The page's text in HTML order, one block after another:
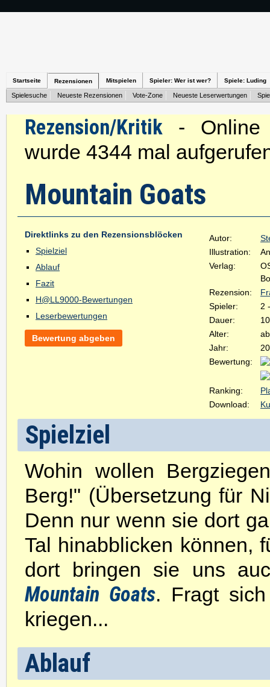
Startseite Rezensionen Mitspielen Spieler: Wer ist wer? Spiele: Luding
Spielesuche Neueste Rezensionen Vote-Zone Neueste Leserwertungen
Rezension/Kritik - Online
wurde 4344 mal
Mountain Goats
Direktlinks zu den Rezensionsblöcken
Spielziel
Ablauf
Fazit
H@LL9000-Bewertungen
Leserbewertungen
Bewertung abgeben
Autor:
Illustration:
Verlag:
Rezension:
Spieler:
2
Dauer:
Alter:
Jahr:
Bewertung:
Ranking:
Download:
Spielziel
Wohin wollen
Berg!" (Übersetzung für
Denn nur wenn sie dort
Tal hinabblicken können,
dort bringen sie uns
Mountain Goats. Fragt
kriegen...
Ablauf